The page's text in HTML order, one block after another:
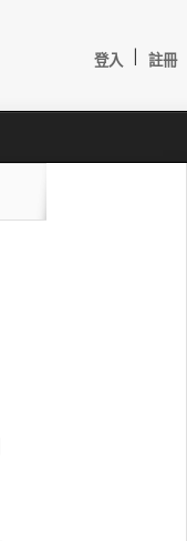
登入 註冊